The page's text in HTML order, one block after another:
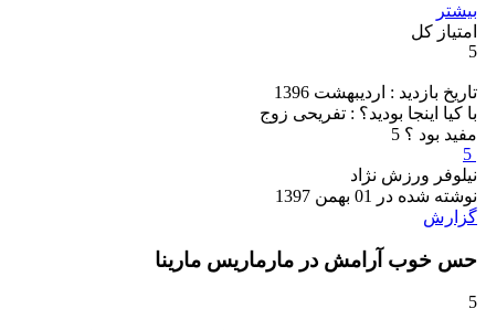
بیشتر
امتیاز کل
5
تاریخ بازدید : اردیبهشت 1396
با کیا اینجا بودید؟ : تفریحی زوج
مفید بود ؟ 5
5
نیلوفر ورزش نژاد
نوشته شده در 01 بهمن 1397
گزارش
حس خوب آرامش در مارماریس مارینا
5